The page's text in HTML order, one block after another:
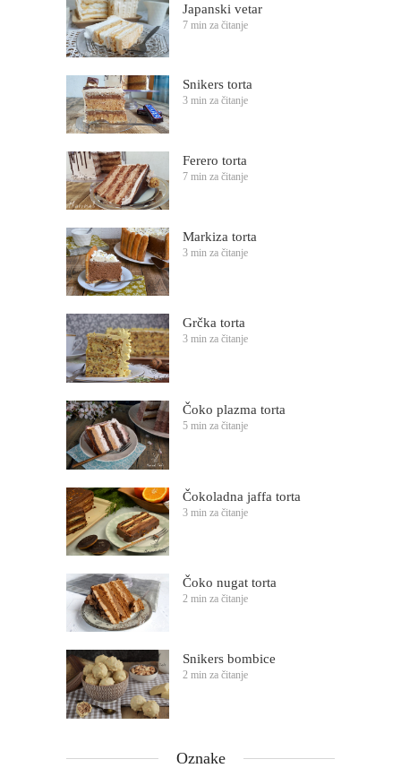
Japanski vetar
7 min za čitanje
Snikers torta
3 min za čitanje
Ferero torta
7 min za čitanje
Markiza torta
3 min za čitanje
Grčka torta
3 min za čitanje
Čoko plazma torta
5 min za čitanje
Čokoladna jaffa torta
3 min za čitanje
Čoko nugat torta
2 min za čitanje
Snikers bombice
2 min za čitanje
Oznake